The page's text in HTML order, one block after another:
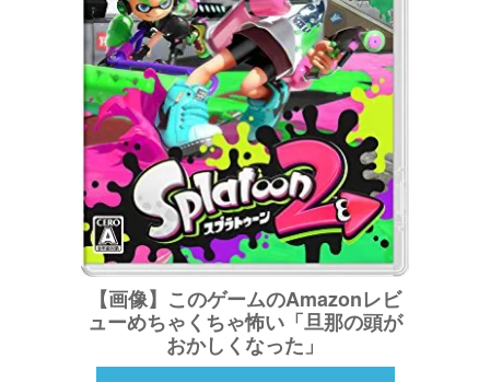
【画像】このゲームのAmazonレビ
ューめちゃくちゃ怖い「旦那の頭が
おかしくなった」